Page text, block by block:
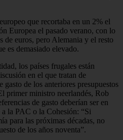
que recortaba en un 2% el
Europea el pasado verano, con lo
de euros, pero Alemania y el resto
es demasiado elevado.
los países frugales están
en el que tratan de
gasto de los anteriores presupuestos
primer ministro neerlandés, Rob
de gasto deberían ser en
la PAC o la Cohesión: “Si
para las próximas décadas, no
de los años noventa”.